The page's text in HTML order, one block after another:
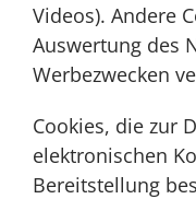
Videos). Andere
Auswertung des
Werbezwecken
Cookies, die zur
elektronischen
Bereitstellung